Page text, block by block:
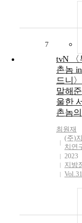
7
tvN 〈
촌놈
드니
말해
울한
촌놈
최원재
(주)
치연
2023
지방